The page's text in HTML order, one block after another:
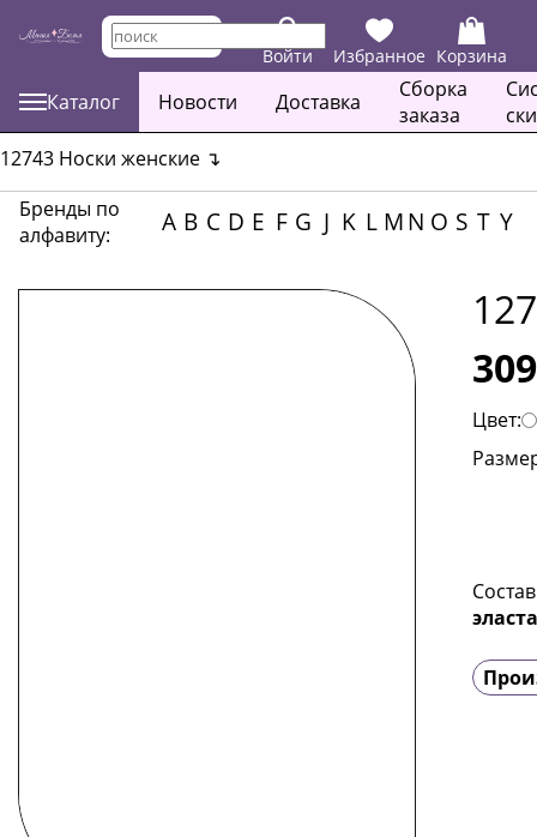
Войти Избранное Корзина
Каталог Новости Доставка
Сборка
заказа
12743 Носки женские ↴
Бренды по
алфавиту:
A B C D E F G J K L MN O S T Y
309
Цвет: